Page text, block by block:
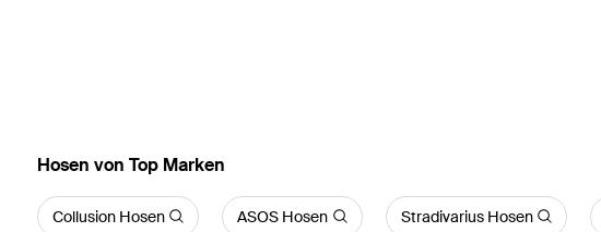
Hosen von Top Marken
Collusion Hosen ASOS Hosen Stradivarius Hosen